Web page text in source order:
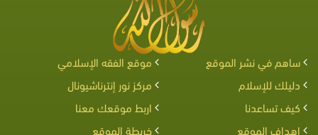
ساهم في نشر الموقع
موقع الفقه الإسلامي
دليلك للإسلام
مركز نور إنترناشيونال
كيف تساعدنا
اربط موقعك معنا
اهداف الموقع
خريطة الموقع